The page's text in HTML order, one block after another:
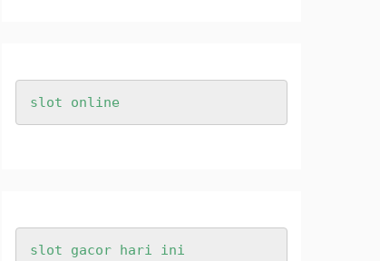
slot online
slot gacor hari ini